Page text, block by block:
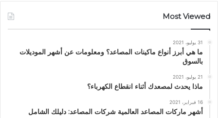
Most Viewed
31 يوليو، 2021
ما هي أبرز أنواع ماكينات المصاعد؟ ومعلومات عن أشهر الموديلات
بالسوق
21 يوليو، 2021
ماذا يحدث لمصعدك أثناء انقطاع الكهرباء؟
16 فبراير، 2021
أشهر ماركات المصاعد العالمية شركات المصاعد: دليلك الشامل